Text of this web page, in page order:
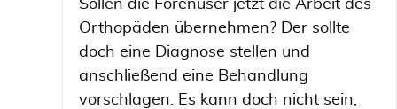
Sollen die Forenuser jetzt die Arbeit des
Orthopäden übernehmen? Der sollte
doch eine Diagnose stellen und
anschließend eine Behandlung
vorschlagen. Es kann doch nicht sein,